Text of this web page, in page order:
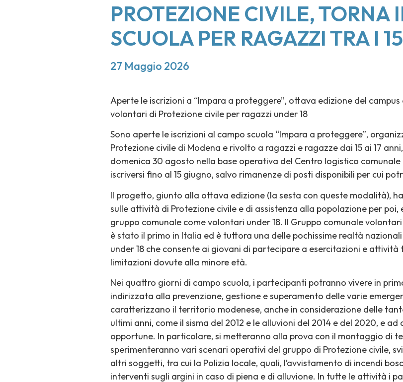
PROTEZIONE CIVILE, TORNA
SCUOLA PER RAGAZZI TRA I
27 Maggio 2026
Aperte le iscrizioni a “Impara a proteggere”, ottava edizione del
volontari di Protezione civile per ragazzi under 18
Sono aperte le iscrizioni al campo scuola “Impara a proteggere”,
Protezione civile di Modena e rivolto a ragazzi e ragazze dai 15 ai 17
domenica 30 agosto nella base operativa del Centro logistico comunale
iscriversi fino al 15 giugno, salvo rimanenze di posti disponibili per cui
Il progetto, giunto alla ottava edizione (la sesta con queste modalità),
sulle attività di Protezione civile e di assistenza alla popolazione per
gruppo comunale come volontari under 18. Il Gruppo comunale
è stato il primo in Italia ed è tuttora una delle pochissime realtà
under 18 che consente ai giovani di partecipare a esercitazioni e attività
limitazioni dovute alla minore età.
Nei quattro giorni di campo scuola, i partecipanti potranno vivere in
indirizzata alla prevenzione, gestione e superamento delle varie
caratterizzano il territorio modenese, anche in considerazione delle
ultimi anni, come il sisma del 2012 e le alluvioni del 2014 e del 2020, e
opportune. In particolare, si metteranno alla prova con il montaggio di
sperimenteranno vari scenari operativi del gruppo di Protezione civile,
altri soggetti, tra cui la Polizia locale, quali, l’avvistamento di incendi
interventi sugli argini in caso di piena e di alluvione. In tutte le attività i